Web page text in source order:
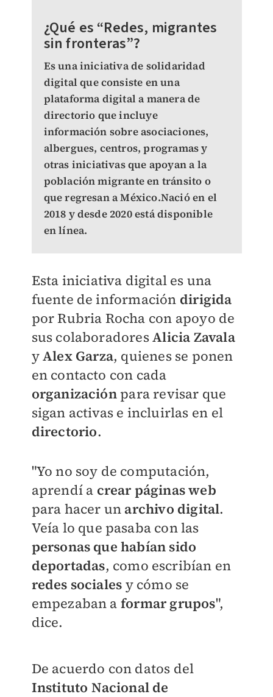
¿Qué es “Redes, migrantes
sin fronteras”?
Es una iniciativa de solidaridad
digital que consiste en una
plataforma digital a manera de
directorio que incluye
información sobre asociaciones,
albergues, centros, programas y
otras iniciativas que apoyan a la
población migrante en tránsito o
que regresan a México.Nació en el
2018 y desde 2020 está disponible
en línea.
Esta iniciativa digital es una
fuente de información dirigida
por Rubria Rocha con apoyo de
sus colaboradoresAlicia Zavala
yAlex Garza, quienes se ponen
en contacto con cada
organizaciónpara revisar que
sigan activas e incluirlas en el
directorio.
"Yo no soy de computación,
aprendí a crear páginas web
para hacer un archivo digital.
Veía lo que pasaba con las
personas que habían sido
deportadas, como escribían en
redes sociales y cómo se
empezaban a formar grupos",
dice.
De acuerdo con datos del
Instituto Nacional de